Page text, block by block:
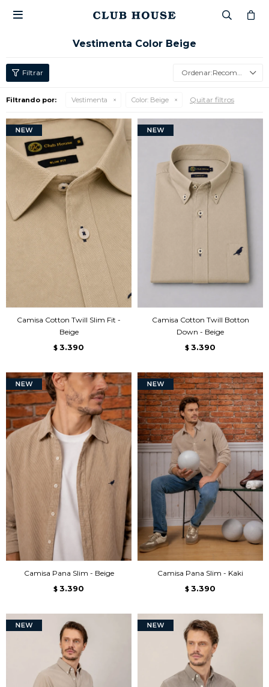

Vestimenta Color Beige
Recomendados
Filtrando por: Vestimenta Color: Beige Quitar filtros
Camisa Cotton Twill Slim Fit -
Beige
$ 3.390
Camisa Cotton Twill Botton
Down - Beige
$ 3.390
Camisa Pana Slim - Beige
$ 3.390
Camisa Pana Slim - Kaki
$ 3.390